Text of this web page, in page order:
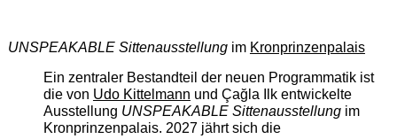
UNSPEAKABLE Sittenausstellungim Kronprinzenpalais
Ein zentraler Bestandteil der neuen Programmatik ist
die von Udo Kittelmann und Çağla Ilk entwickelte
Ausstellung UNSPEAKABLE Sittenausstellungim
Kronprinzenpalais. 2027 jährt sich die